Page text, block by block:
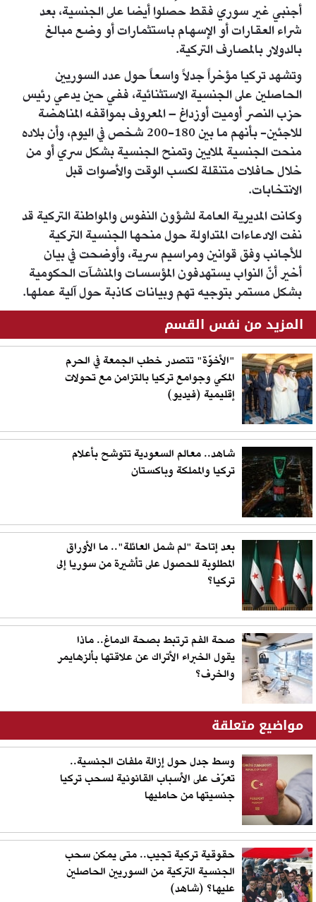
أجنبي غير سوري فقط حصلوا أيضا على الجنسية، بعد
شراء العقارات أو الإسهام باستثمارات أو وضع مبالغ
بالدولار بالمصارف التركية.
وتشهد تركيا مؤخراً جدلاً واسعاً حول عدد السوريين
الحاصلين على الجنسية الاستثنائية، ففي حين يدعي رئيس
حزب النصر أوميت أوزداغ – المعروف بمواقفه المناهضة
للاجئين- بأنهم ما بين 180-200 شخص في اليوم، وأن بلاده
منحت الجنسية لملايين وتمنح الجنسية بشكل سري أو من
خلال حافلات متنقلة لكسب الوقت والأصوات قبل
الانتخابات.
وكانت المديرية العامة لشؤون النفوس والمواطنة التركية قد
نفت الادعاءات المتداولة حول منحها الجنسية التركية
للأجانب وفق قوانين ومراسيم سرية، وأوضحت في بيان
أخير أنّ النواب يستهدفون المؤسسات والمنشآت الحكومية
بشكل مستمر بتوجيه تهم وبيانات كاذبة حول آلية عملها.
المزيد من نفس القسم
"الأخوّة" تتصدر خطب الجمعة في الحرم
المكي وجوامع تركيا بالتزامن مع تحولات
إقليمية (فيديو)
شاهد.. معالم السعودية تتوشح بأعلام
تركيا والمملكة وباكستان
بعد إتاحة "لم شمل العائلة".. ما الأوراق
المطلوبة للحصول على تأشيرة من سوريا إلى
تركيا؟
صحة الفم ترتبط بصحة الدماغ.. ماذا
يقول الخبراء الأتراك عن علاقتها بألزهايمر
والخرف؟
مواضيع متعلقة
وسط جدل حول إزالة ملفات الجنسية..
تعرّف على الأسباب القانونية لسحب تركيا
جنسيتها من حامليها
حقوقية تركية تجيب.. متى يمكن سحب
الجنسية التركية من السوريين الحاصلين
عليها؟ (شاهد)